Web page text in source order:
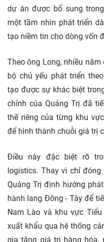
dự án được bổ sung
một tầm nhìn phát triển
tạo niềm tin cho dòng vốn
Theo ông Long, nhiều
bộ chủ yếu phát triển
tạo được sự khác biệt
chỉnh của Quảng Trị đã
thế riêng của từng khu
để hình thành chuỗi giá trị
Điều này đặc biệt rõ
logistics. Thay vì chỉ
Quảng Trị định hướng
hành lang Đông - Tây để
Nam Lào và khu vực
xuất khẩu qua hệ thống
gia tăng giá trị hàng hóa,